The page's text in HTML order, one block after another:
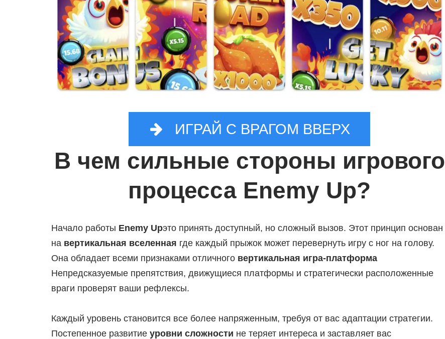
ИГРАЙ С ВРАГОМ ВВЕРХ
В чем сильные стороны игрового
процесса Enemy Up?
Начало работы Enemy Upэто принять доступный, но сложный вызов. Этот принцип основан
на вертикальная вселенная где каждый прыжок может перевернуть игру с ног на голову.
Она обладает всеми признаками отличного вертикальная игра-платформа
Непредсказуемые препятствия, движущиеся платформы и стратегически расположенные
враги проверят ваши рефлексы.
Каждый уровень становится все более напряженным, требуя от вас адаптации стратегии.
Постепенное развитие уровни сложности не теряет интереса и заставляет вас